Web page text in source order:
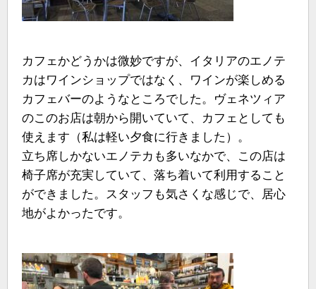
カフェかどうかは微妙ですが、イタリアのエノテ
カはワインショップではなく、ワインが楽しめる
カフェバーのようなところでした。ヴェネツィア
のこのお店は朝から開いていて、カフェとしても
使えます（私は軽い夕食に行きました）。
立ち席しかないエノテカも多いなかで、この店は
椅子席が充実していて、落ち着いて利用すること
ができました。スタッフも気さくな感じで、居心
地がよかったです。